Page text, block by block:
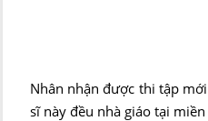
Nhân nhận được thi tập
sĩ này đều nhà giáo tại